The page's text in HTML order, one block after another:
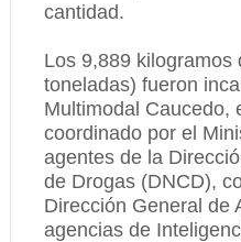
cantidad.
Los 9,889 kilogramos
toneladas) fueron
Multimodal Caucedo,
coordinado por el
agentes de la
de Drogas (DNCD),
Dirección General de
agencias de